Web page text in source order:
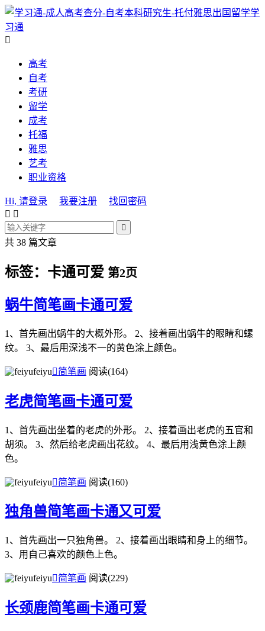
学
习通

高考
自考
考研
留学
成考
托福
雅思
艺考
职业资格
Hi, 请登录 我要注册
找回密码
 

共 38 篇文章
标签：卡通可爱 第2页
蜗牛简笔画卡通可爱
1、首先画出蜗牛的大概外形。 2、接着画出蜗牛的眼睛和螺
纹。 3、最后用深浅不一的黄色涂上颜色。
feiyu简笔画 阅读(164)
老虎简笔画卡通可爱
1、首先画出坐着的老虎的外形。 2、接着画出老虎的五官和
胡须。 3、然后给老虎画出花纹。 4、最后用浅黄色涂上颜
色。
feiyu简笔画 阅读(160)
独角兽简笔画卡通又可爱
1、首先画出一只独角兽。 2、接着画出眼睛和身上的细节。
3、用自己喜欢的颜色上色。
feiyu简笔画 阅读(229)
长颈鹿简笔画卡通可爱